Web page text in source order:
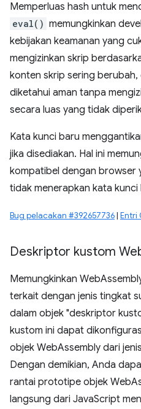
Memperluas hash untuk
eval() memungkinkan
kebijakan keamanan yang
mengizinkan skrip
konten skrip sering berubah,
diketahui aman tanpa
secara luas yang tidak
Kata kunci baru
jika disediakan. Hal ini
kompatibel dengan browser
tidak menerapkan kata kunci
Bug pelacakan #392657736| Entri
Deskriptor kustom
Memungkinkan
terkait dengan jenis tingkat
dalam objek "deskriptor
kustom ini dapat
objek WebAssembly dari
Dengan demikian, Anda
rantai prototipe objek
langsung dari JavaScript